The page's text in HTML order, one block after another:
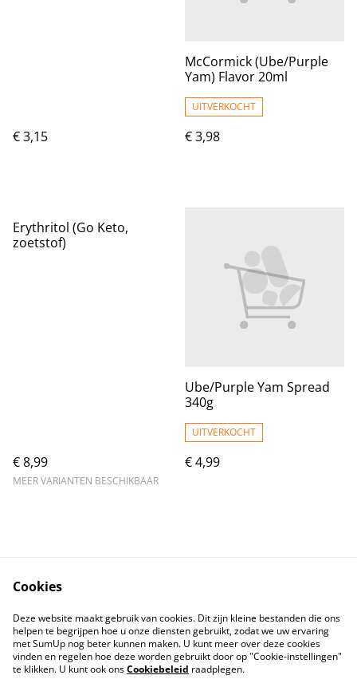
€ 3,15
McCormick (Ube/Purple
Yam) Flavor 20ml
UITVERKOCHT
€ 3,98
Erythritol (Go Keto,
zoetstof)
€ 8,99
MEER VARIANTEN BESCHIKBAAR
Ube/Purple Yam Spread
340g
UITVERKOCHT
€ 4,99
Contact
Voorwaarden
Privacybeleid
Cookiebeleid
Cookies
Deze website maakt gebruik van cookies. Dit zijn kleine bestanden die ons
helpen te begrijpen hoe u onze diensten gebruikt, zodat we uw ervaring
met SumUp nog beter kunnen maken. U kunt meer over deze cookies
vinden en regelen hoe deze worden gebruikt door op "Cookie-instellingen"
te klikken. U kunt ook onsCookiebeleid raadplegen.